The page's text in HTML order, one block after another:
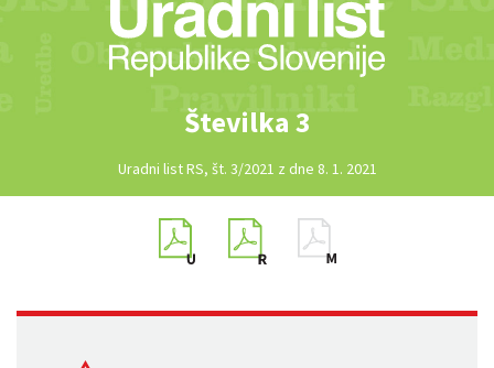
Številka 3
Uradni list RS, št. 3/2021 z dne 8. 1. 2021